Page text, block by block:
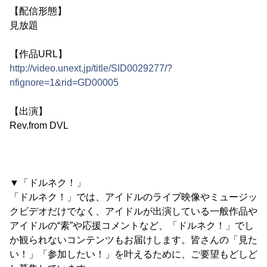
【配信形態】
見放題
【作品URL】
http://video.unext.jp/title/SID0029277/?
nfignore=1&rid=GD00005
【出演】
Rev.from DVL
▼「ドルネク！」
「ドルネク！」では、アイドルのライブ映像やミュージッ
クビデオだけでなく、アイドルが出演している一般作品や
アイドルの“素”や応援コメントなど、「ドルネク！」でし
か観られないコンテンツもお届けします。皆さんの「見た
い！」「参加したい！」を叶えるために、ご要望もどしど